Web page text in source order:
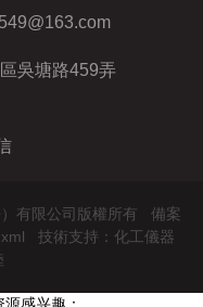
吳塘路459弄
有限公司版權所有 備案
技術支持： 化工儀器